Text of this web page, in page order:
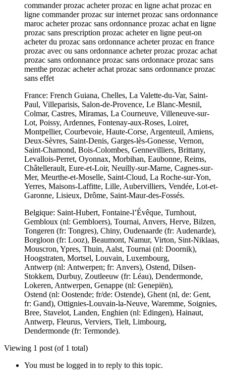
commander prozac acheter prozac en ligne achat prozac en
ligne commander prozac sur internet prozac sans ordonnance
maroc acheter prozac sans ordonnance prozac achat en ligne
prozac sans prescription prozac acheter en ligne peut-on
acheter du prozac sans ordonnance acheter prozac en france
prozac avec ou sans ordonnance acheter prozac prozac achat
prozac sans ordonnance prozac sans ordonnace prozac sans
menthe prozac acheter achat prozac sans ordonnance prozac
sans effet
France: French Guiana, Chelles, La Valette-du-Var, Saint-
Paul, Villeparisis, Salon-de-Provence, Le Blanc-Mesnil,
Colmar, Castres, Miramas, La Courneuve, Villeneuve-sur-
Lot, Poissy, Ardennes, Fontenay-aux-Roses, Loiret,
Montpellier, Courbevoie, Haute-Corse, Argenteuil, Amiens,
Deux-Sèvres, Saint-Denis, Garges-lès-Gonesse, Vernon,
Saint-Chamond, Bois-Colombes, Gennevilliers, Brittany,
Levallois-Perret, Oyonnax, Morbihan, Eaubonne, Reims,
Châtellerault, Eure-et-Loir, Neuilly-sur-Marne, Cagnes-sur-
Mer, Meurthe-et-Moselle, Saint-Cloud, La Roche-sur-Yon,
Yerres, Maisons-Laffitte, Lille, Aubervilliers, Vendée, Lot-et-
Garonne, Lisieux, Drôme, Saint-Maur-des-Fossés.
Belgique: Saint-Hubert, Fontaine-l’Évêque, Turnhout,
Gembloux (nl: Gembloers), Tournai, Anvers, Herve, Bilzen,
Tongeren (fr: Tongres), Chiny, Oudenaarde (fr: Audenarde),
Borgloon (fr: Looz), Beaumont, Namur, Virton, Sint-Niklaas,
Mouscron, Ypres, Thuin, Aalst, Tournai (nl: Doornik),
Hoogstraten, Mortsel, Louvain, Luxembourg,
Antwerp (nl: Antwerpen; fr: Anvers), Ostend, Dilsen-
Stokkem, Durbuy, Zoutleeuw (fr: Léau), Dendermonde,
Lokeren, Antwerpen, Genappe (nl: Genepiën),
Ostend (nl: Oostende; fr/de: Ostende), Ghent (nl, de: Gent,
fr: Gand), Ottignies-Louvain-la-Neuve, Waremme, Soignies,
Bree, Stavelot, Landen, Enghien (nl: Edingen), Hainaut,
Antwerp, Fleurus, Verviers, Tielt, Limbourg,
Dendermonde (fr: Termonde).
Viewing 1 post (of 1 total)
You must be logged in to reply to this topic.